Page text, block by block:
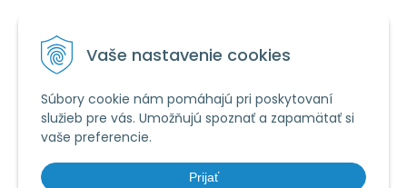
Vaše nastavenie cookies
Súbory cookie nám pomáhajú pri poskytovaní
služieb pre vás. Umožňujú spoznať a zapamätať si
vaše preferencie.
Prijať
VŠETKO O NÁKUPE
Používanie cookies